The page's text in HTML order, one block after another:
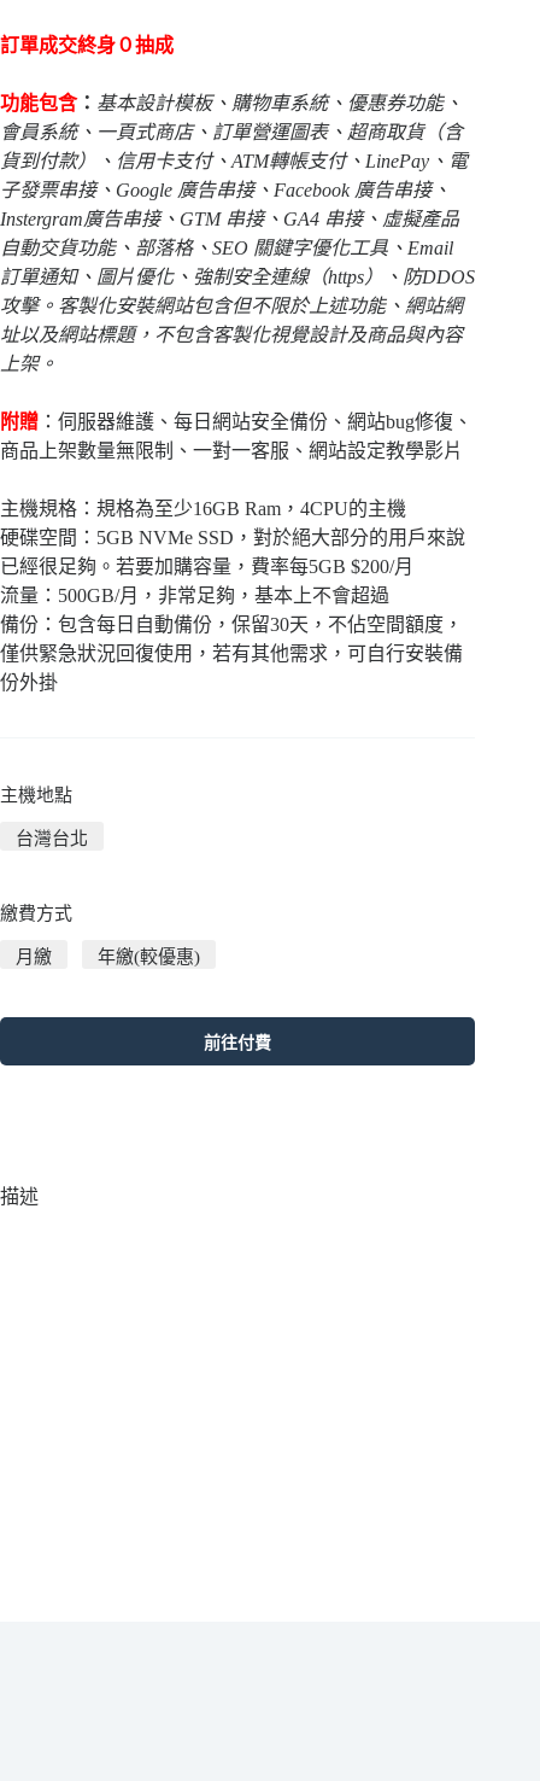
訂單成交終身０抽成
功能包含： 基本設計模板、購物車系統、優惠券功能、
會員系統、一頁式商店、訂單營運圖表、超商取貨（含
貨到付款）、信用卡支付、ATM轉帳支付、LinePay、電
子發票串接、Google 廣告串接、Facebook 廣告串接、
Instergram廣告串接、GTM 串接、GA4 串接、虛擬產品
自動交貨功能、部落格、SEO 關鍵字優化工具、Email
訂單通知、圖片優化、強制安全連線（https）、防DDOS
攻擊。客製化安裝網站包含但不限於上述功能、網站網
址以及網站標題，不包含客製化視覺設計及商品與內容
上架。
附贈 ：伺服器維護、每日網站安全備份、網站bug修復、
商品上架數量無限制、一對一客服、網站設定教學影片
主機規格：規格為至少16GB Ram，4CPU的主機
硬碟空間：5GB NVMe SSD，對於絕大部分的用戶來說
已經很足夠。若要加購容量，費率每5GB $200/月
流量：500GB/月，非常足夠，基本上不會超過
備份：包含每日自動備份，保留30天，不佔空間額度，
僅供緊急狀況回復使用，若有其他需求，可自行安裝備
份外掛
主機地點
台灣台北
繳費方式
月繳 年繳(較優惠)
前往付費
描述